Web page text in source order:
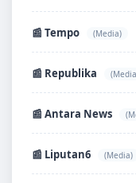
📰 Tempo (Media)
📰 Republika
📰 Antara News
📰 Liputan6 (Media)